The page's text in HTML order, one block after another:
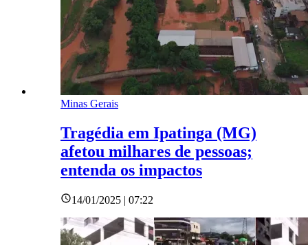
Minas Gerais
Tragédia em Ipatinga (MG)
afetou milhares de pessoas;
entenda os impactos
14/01/2025 | 07:22